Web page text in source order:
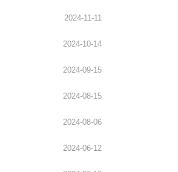
2024-11-11
2024-10-14
2024-09-15
2024-08-15
2024-08-06
2024-06-12